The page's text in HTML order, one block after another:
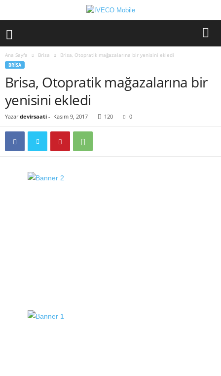
Ana Sayfa Brisa Brisa, Otopratik mağazalarına bir yenisini ekledi
BRISA
Brisa, Otopratik mağazalarına bir
yenisini ekledi
Yazar devirsaati - Kasım 9, 2017 120 0